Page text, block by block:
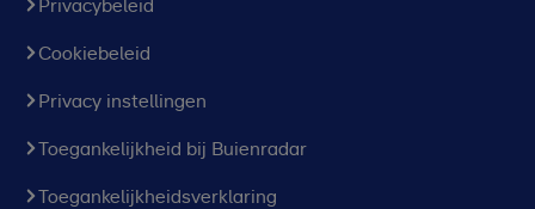
Privacybeleid
Cookiebeleid
Privacy instellingen
Toegankelijkheid bij Buienradar
Toegankelijkheidsverklaring